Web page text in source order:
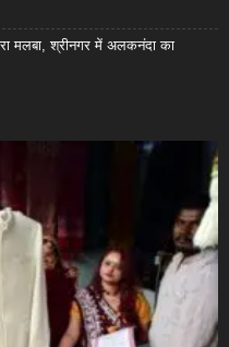
मलबा, श्रीनगर में अलकनंदा का